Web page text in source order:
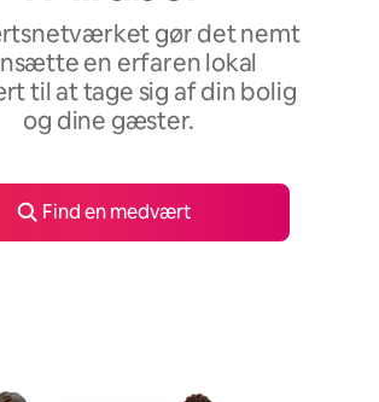
gør det nemt
en erfaren lokal
til at tage sig af din bolig
og dine gæster.
Find en medvært